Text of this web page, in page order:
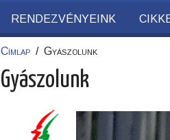
RENDEZVÉNYEINK
Címlap / Gyászolunk
Gyászolunk